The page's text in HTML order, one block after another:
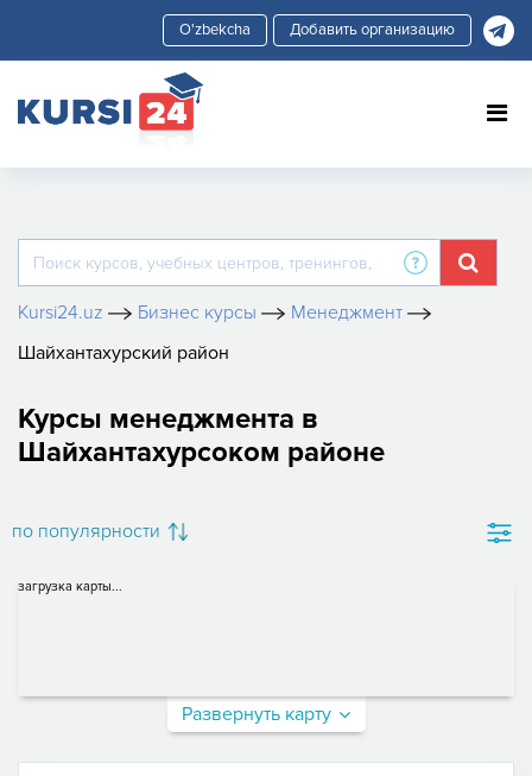
Добавить организацию
Kursi24.uz Бизнес курсы
Менеджмент
Шайхантахурский район
Курсы менеджмента в
Шайхантахурсоком районе
по популярности
загрузка карты...
Развернуть карту